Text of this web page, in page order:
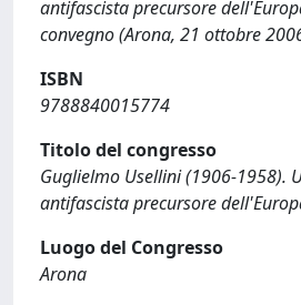
antifascista precursore
convegno (Arona, 21 ottobre
ISBN
9788840015774
Titolo del congresso
Guglielmo Usellini (1906-1958).
antifascista precursore
Luogo del Congresso
Arona